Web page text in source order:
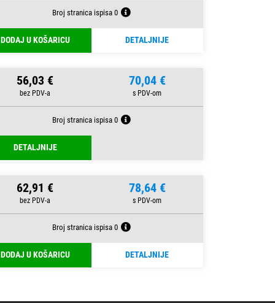
Broj stranica ispisa 0
DODAJ U KOŠARICU DETALJNIJE
56,03 € 70,04 €
Broj stranica ispisa 0
DETALJNIJE
62,91 € 78,64 €
Broj stranica ispisa 0
DODAJ U KOŠARICU DETALJNIJE